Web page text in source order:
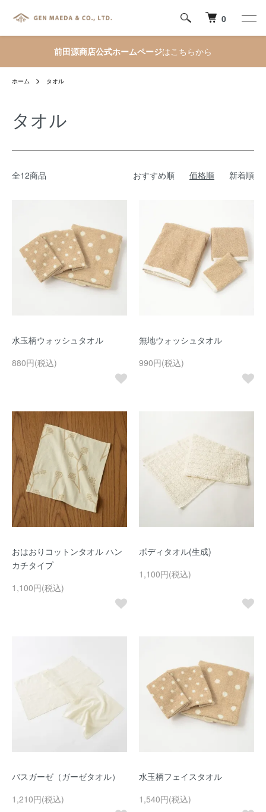
0
前田源商店公式ホームページはこちらから
ホーム タオル
タオル
全12商品 おすすめ順 価格順 新着順
水玉柄ウォッシュタオル
880円(税込)
無地ウォッシュタオル
990円(税込)
おはおりコットンタオル ハン
カチタイプ
1,100円(税込)
ボディタオル(生成)
1,100円(税込)
バスガーゼ（ガーゼタオル）
1,210円(税込)
水玉柄フェイスタオル
1,540円(税込)